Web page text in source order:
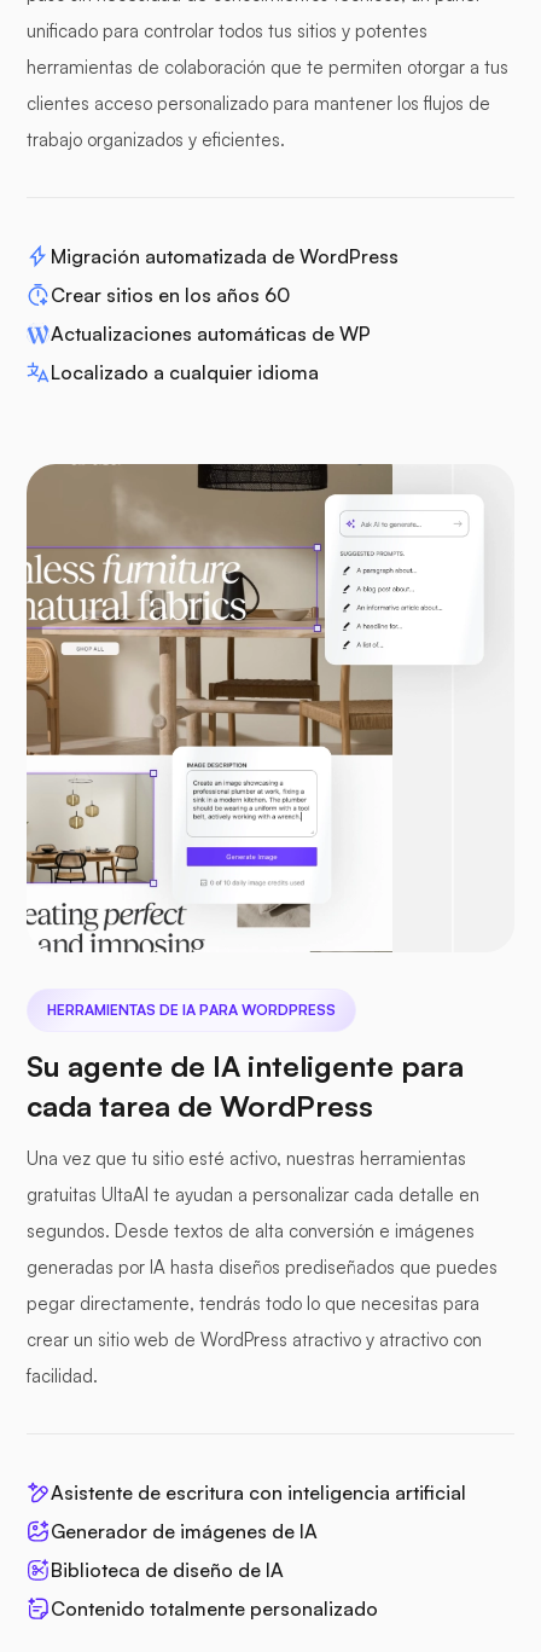
unificado para controlar todos tus sitios y potentes
herramientas de colaboración que te permiten otorgar a tus
clientes acceso personalizado para mantener los flujos de
trabajo organizados y eficientes.
Migración automatizada de WordPress
Crear sitios en los años 60
Actualizaciones automáticas de WP
Localizado a cualquier idioma
HERRAMIENTAS DE IA PARA WORDPRESS
Su agente de IA inteligente para
cada tarea de WordPress
Una vez que tu sitio esté activo, nuestras herramientas
gratuitas UltaAI te ayudan a personalizar cada detalle en
segundos. Desde textos de alta conversión e imágenes
generadas por IA hasta diseños prediseñados que puedes
pegar directamente, tendrás todo lo que necesitas para
crear un sitio web de WordPress atractivo y atractivo con
facilidad.
Asistente de escritura con inteligencia artificial
Generador de imágenes de IA
Biblioteca de diseño de IA
Contenido totalmente personalizado